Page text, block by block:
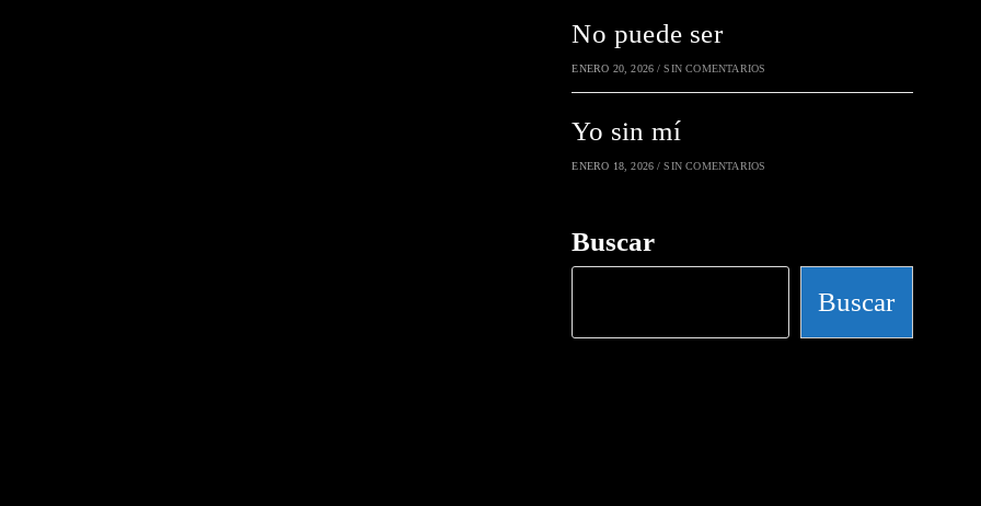
No puede ser
ENERO 20, 2026 / SIN COMENTARIOS
Yo sin mí
ENERO 18, 2026 / SIN COMENTARIOS
Buscar
Buscar